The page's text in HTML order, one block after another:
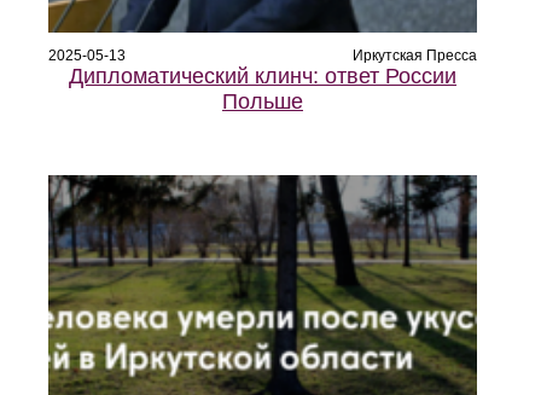
2025-05-13 Иркутская Пресса
Дипломатический клинч: ответ России
Польше